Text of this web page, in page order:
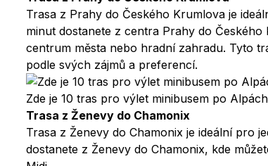
Trasa z Prahy do Českého Krumlova je
minut dostanete z centra Prahy do
centrum města nebo hradní zahradu. Tyto
podle svých zájmů a preferencí.
Zde je 10 tras pro výlet minibusem po
Trasa z Ženevy do Chamonix
Trasa z Ženevy do Chamonix je ideální pro
dostanete z Ženevy do Chamonix, kde